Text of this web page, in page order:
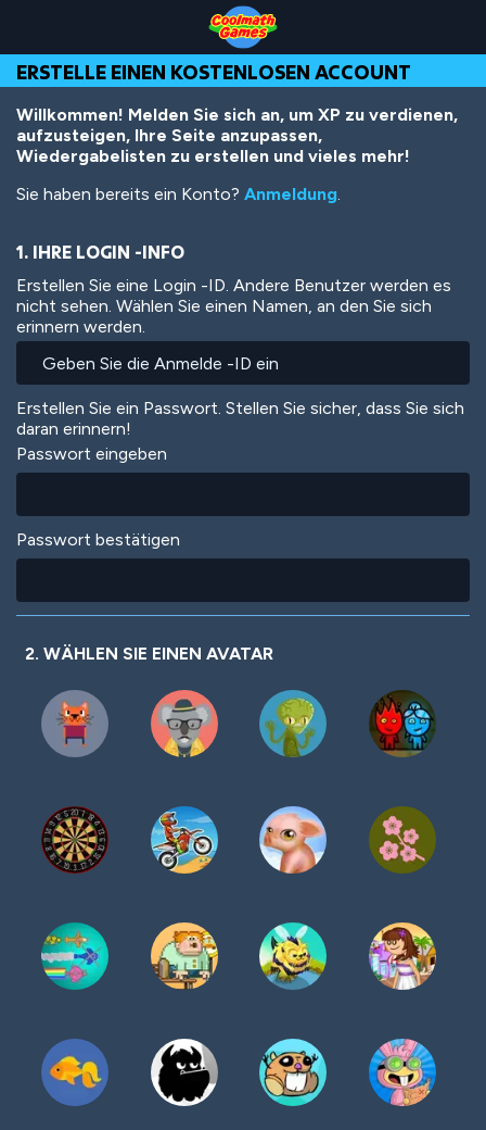
Top
of
Page
Navigation
Main
Content
Footer
Inhalt
ERSTELLE EINEN KOSTENLOSEN ACCOUNT
Willkommen! Melden Sie sich an, um XP zu verdienen,
aufzusteigen, Ihre Seite anzupassen,
Wiedergabelisten zu erstellen und vieles mehr!
Sie haben bereits ein Konto? Anmeldung.
1. IHRE LOGIN -INFO
Erstellen Sie eine Login -ID. Andere Benutzer werden es
nicht sehen. Wählen Sie einen Namen, an den Sie sich
erinnern werden.
Erstellen Sie ein Passwort. Stellen Sie sicher, dass Sie sich
daran erinnern!
Passwort eingeben
Passwort bestätigen
2. WÄHLEN SIE EINEN AVATAR